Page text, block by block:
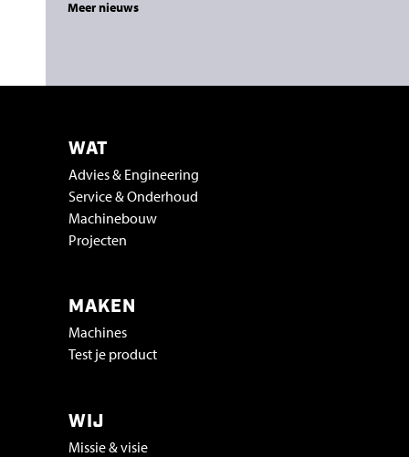
Meer nieuws
WAT
Advies & Engineering
Service & Onderhoud
Machinebouw
Projecten
MAKEN
Machines
Test je product
WIJ
Missie & visie